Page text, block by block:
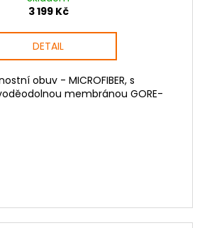
3 199 Kč
DETAIL
obuv - MICROFIBER, s
membránou GORE-